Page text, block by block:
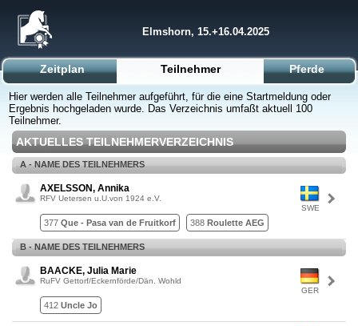
Elmshorn, 15.+16.04.2025
Zeitplan Teilnehmer Pferde
Hier werden alle Teilnehmer aufgeführt, für die eine Startmeldung oder
Ergebnis hochgeladen wurde. Das Verzeichnis umfaßt aktuell 100
Teilnehmer.
AKTUELLES TEILNEHMERVERZEICHNIS
A - NAME DES TEILNEHMERS
SWE
AXELSSON, Annika
RFV Uetersen u.U.von 1924 e.V.
377 Que - Pasa van de Fruitkorf 388 Roulette AEG
B - NAME DES TEILNEHMERS
GER
BAACKE, Julia Marie
RuFV Gettorf/Eckernförde/Dän. Wohld
412 Uncle Jo